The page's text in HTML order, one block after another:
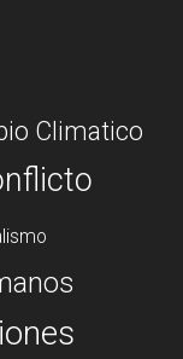
Climatico